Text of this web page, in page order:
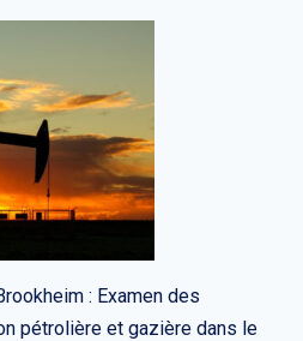
: Examen des
pétrolière et gazière dans le